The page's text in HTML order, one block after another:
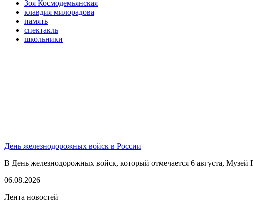
Зоя Космодемьянская
клавдия милорадова
память
спектакль
школьники
День железнодорожных войск в России
В День железнодорожных войск, который отмечается 6 августа,
06.08.2026
Лента новостей